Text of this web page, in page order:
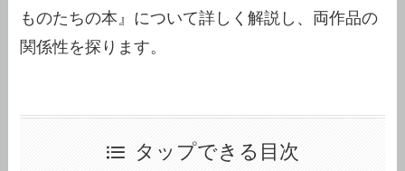
ものたちの本』について詳しく解説し、両作品の
関係性を探ります。
タップできる目次